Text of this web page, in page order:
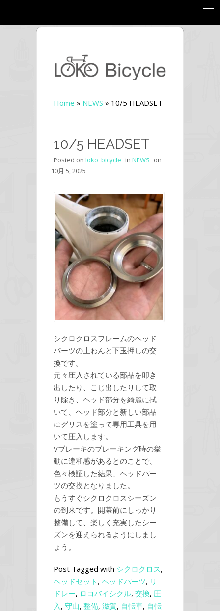
Home » NEWS » 10/5 HEADSET
10/5 HEADSET
Posted on loko_bicycle in NEWS on
10月 5, 2025
シクロクロスフレームのヘッド
パーツの上わんと下玉押しの交
換です。
元々圧入されている部品を叩き
出したり、こじ出したりして取
り除き、ヘッド部分を綺麗に拭
いて、ヘッド部分と新しい部品
にグリスを塗って専用工具を用
いて圧入します。
Vブレーキのブレーキング時の挙
動に違和感があるとのことで、
色々検証した結果、ヘッドパー
ツの交換となりました。
もうすぐシクロクロスシーズン
の到来です。開幕前にしっかり
整備して、楽しく充実したシー
ズンを迎えられるようにしまし
ょう。
Post Tagged with シクロクロス,
ヘッドセット , ヘッドパーツ, リ
ドレー, ロコバイシクル, 交換, 圧
入 , 守山, 整備, 滋賀, 自転車, 自転